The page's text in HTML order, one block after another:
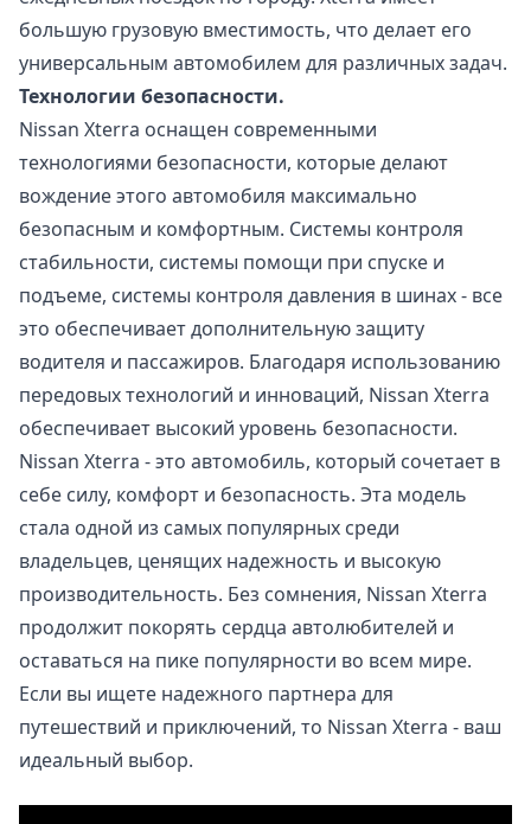
большую грузовую вместимость, что делает его
универсальным автомобилем для различных задач.
Технологии безопасности.
Nissan Xterra оснащен современными
технологиями безопасности, которые делают
вождение этого автомобиля максимально
безопасным и комфортным. Системы контроля
стабильности, системы помощи при спуске и
подъеме, системы контроля давления в шинах - все
это обеспечивает дополнительную защиту
водителя и пассажиров. Благодаря использованию
передовых технологий и инноваций, Nissan Xterra
обеспечивает высокий уровень безопасности.
Nissan Xterra - это автомобиль, который сочетает в
себе силу, комфорт и безопасность. Эта модель
стала одной из самых популярных среди
владельцев, ценящих надежность и высокую
производительность. Без сомнения, Nissan Xterra
продолжит покорять сердца автолюбителей и
оставаться на пике популярности во всем мире.
Если вы ищете надежного партнера для
путешествий и приключений, то Nissan Xterra - ваш
идеальный выбор.